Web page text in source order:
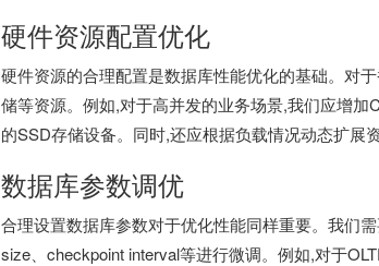
硬件资源配置优化
硬件资源的合理配置是数据库性能优化的基础。对于
储等资源。例如,对于高并发的业务场景,我们应增
的SSD存储设备。同时,还应根据负载情况动态扩展
数据库参数调优
合理设置数据库参数对于优化性能同样重要。我们
size、checkpoint interval等进行微调。例如,对于